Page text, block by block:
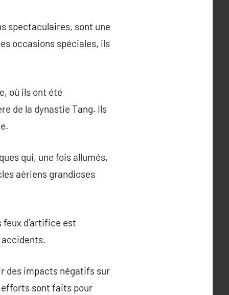
spectaculaires, sont une
occasions spéciales, ils
où ils ont été
de la dynastie Tang. Ils
qui, une fois allumés,
aériens grandioses
d’artifice est
des impacts négatifs sur
efforts sont faits pour